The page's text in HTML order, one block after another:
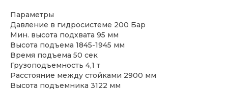
Параметры
Давление в гидросистеме 200 Бар
Мин. высота подхвата 95 мм
Высота подъема 1845-1945 мм
Время подъема 50 сек
Грузоподъемность 4,1 т
Расстояние между стойками 2900 мм
Высота подъемника 3122 мм